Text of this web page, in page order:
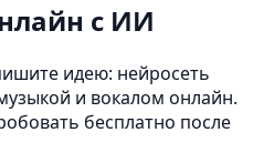
с ИИ
идею: нейросеть
и вокалом онлайн.
бесплатно после